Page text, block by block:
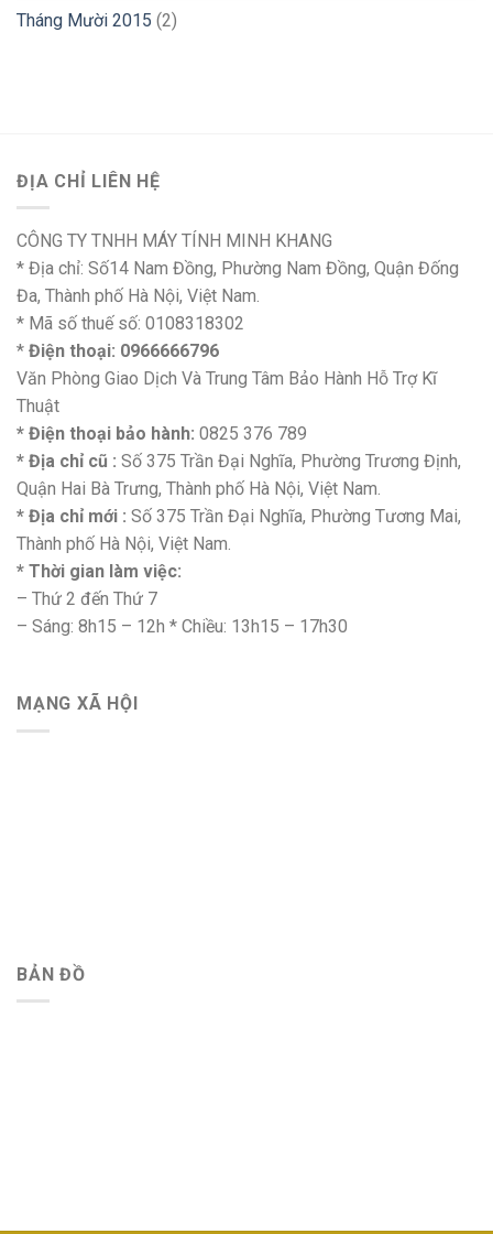
Tháng Mười 2015 (2)
ĐỊA CHỈ LIÊN HỆ
CÔNG TY TNHH MÁY TÍNH MINH KHANG
* Địa chỉ: Số14 Nam Đồng, Phường Nam Đồng, Quận Đống
Đa, Thành phố Hà Nội, Việt Nam.
* Mã số thuế số: 0108318302
* Điện thoại: 0966666796
Văn Phòng Giao Dịch Và Trung Tâm Bảo Hành Hỗ Trợ Kĩ
Thuật
* Điện thoại bảo hành: 0825 376 789
* Địa chỉ cũ : Số 375 Trần Đại Nghĩa, Phường Trương Định,
Quận Hai Bà Trưng, Thành phố Hà Nội, Việt Nam.
* Địa chỉ mới : Số 375 Trần Đại Nghĩa, Phường Tương Mai,
Thành phố Hà Nội, Việt Nam.
* Thời gian làm việc:
– Thứ 2 đến Thứ 7
– Sáng: 8h15 – 12h * Chiều: 13h15 – 17h30
MẠNG XÃ HỘI
BẢN ĐỒ